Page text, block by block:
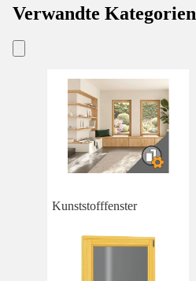
Verwandte Kategorien
Kunststofffenster